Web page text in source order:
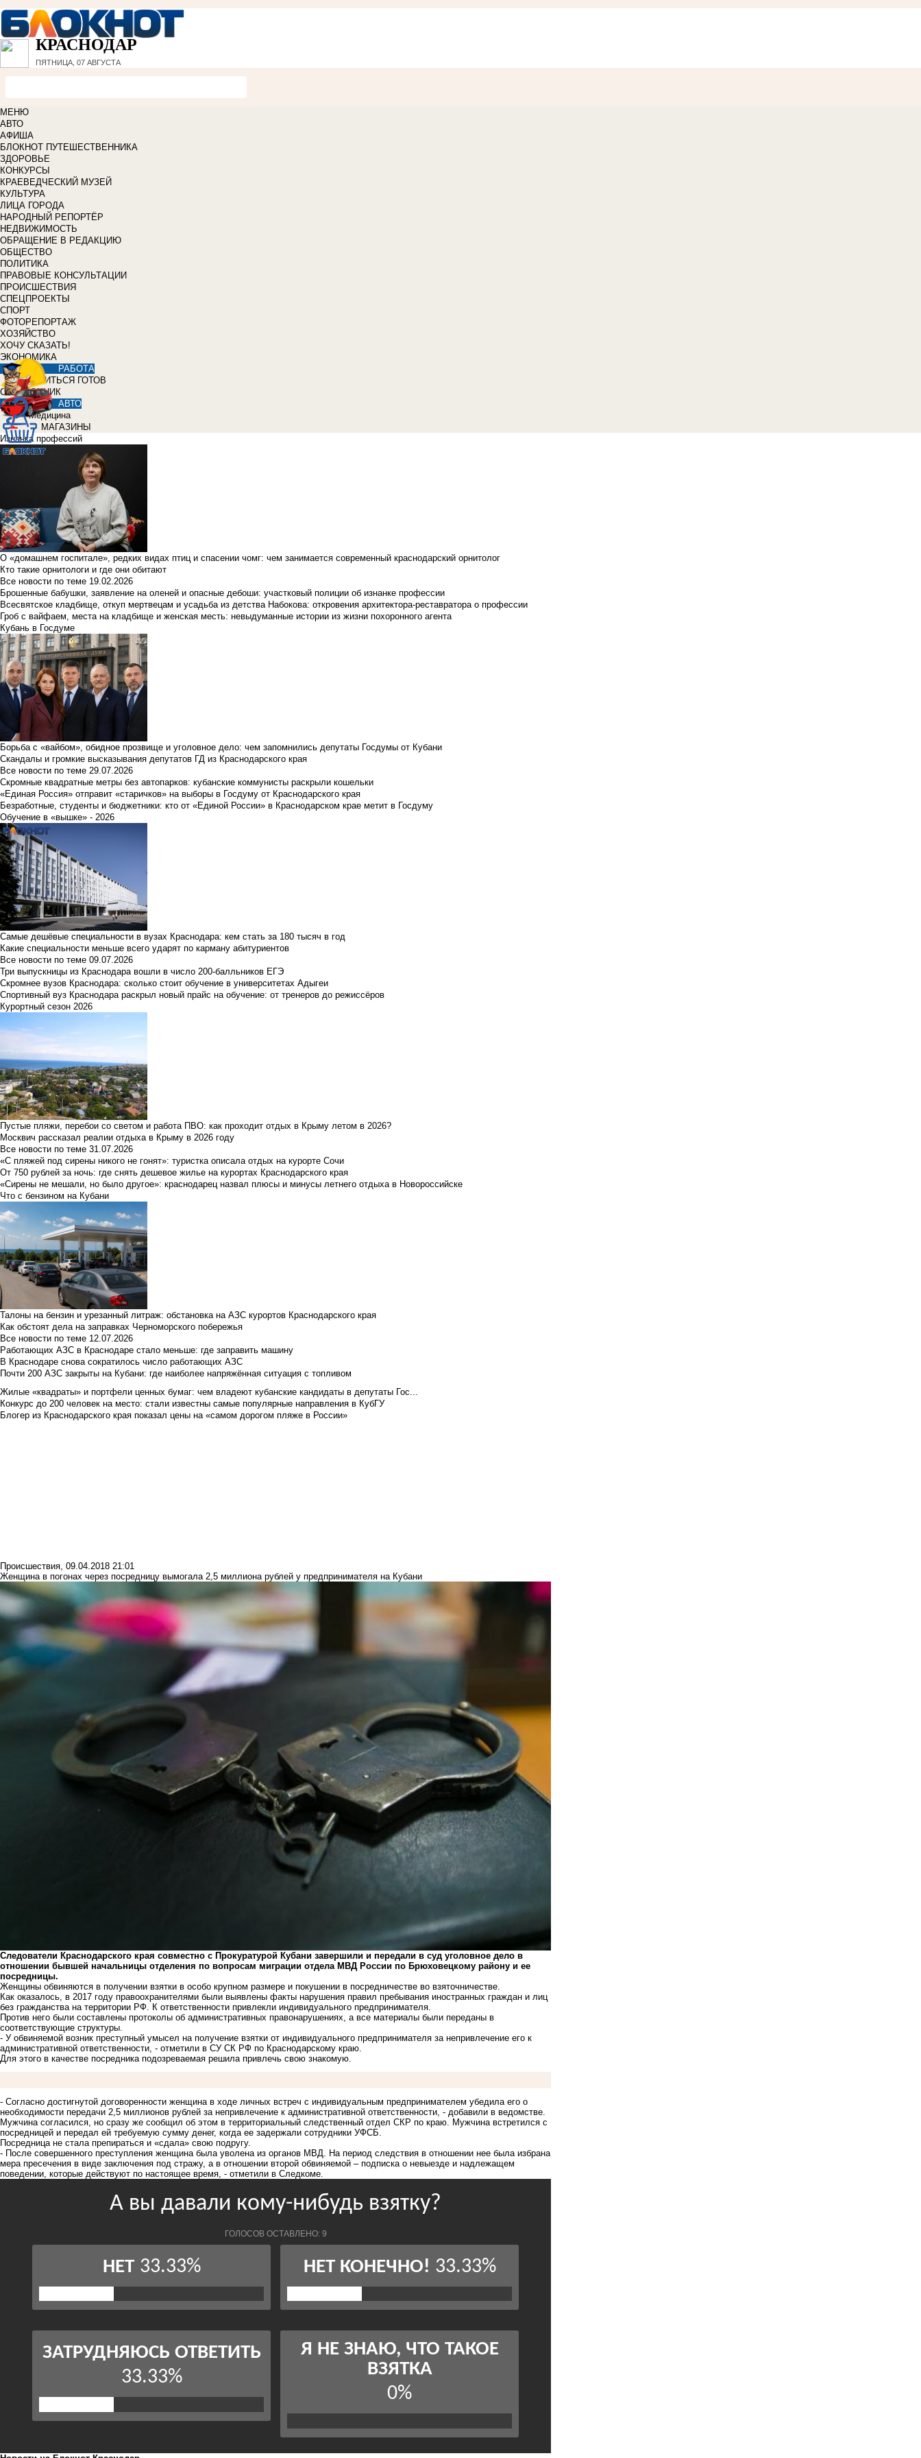
КРАСНОДАР
ПЯТНИЦА, 07 АВГУСТА
МЕНЮ
АВТО
АФИША
БЛОКНОТ ПУТЕШЕСТВЕННИКА
ЗДОРОВЬЕ
КОНКУРСЫ
КРАЕВЕДЧЕСКИЙ МУЗЕЙ
КУЛЬТУРА
ЛИЦА ГОРОДА
НАРОДНЫЙ РЕПОРТЁР
НЕДВИЖИМОСТЬ
ОБРАЩЕНИЕ В РЕДАКЦИЮ
ОБЩЕСТВО
ПОЛИТИКА
ПРАВОВЫЕ КОНСУЛЬТАЦИИ
ПРОИСШЕСТВИЯ
СПЕЦПРОЕКТЫ
СПОРТ
ФОТОРЕПОРТАЖ
ХОЗЯЙСТВО
ХОЧУ СКАЗАТЬ!
ЭКОНОМИКА
РАБОТА
УЧИТЬСЯ ГОТОВ
СПРАВОЧНИК
АВТО
Медицина
МАГАЗИНЫ
Изнанка профессий
О «домашнем госпитале», редких видах птиц и спасении чомг: чем занимается современный краснодарский орнитолог
Кто такие орнитологи и где они обитают
Все новости по теме 19.02.2026
Брошенные бабушки, заявление на оленей и опасные дебоши: участковый полиции об изнанке профессии
Всесвятское кладбище, откуп мертвецам и усадьба из детства Набокова: откровения архитектора-реставратора о профессии
Гроб с вайфаем, места на кладбище и женская месть: невыдуманные истории из жизни похоронного агента
Кубань в Госдуме
Борьба с «вайбом», обидное прозвище и уголовное дело: чем запомнились депутаты Госдумы от Кубани
Скандалы и громкие высказывания депутатов ГД из Краснодарского края
Все новости по теме 29.07.2026
Скромные квадратные метры без автопарков: кубанские коммунисты раскрыли кошельки
«Единая Россия» отправит «старичков» на выборы в Госдуму от Краснодарского края
Безработные, студенты и бюджетники: кто от «Единой России» в Краснодарском крае метит в Госдуму
Обучение в «вышке» - 2026
Самые дешёвые специальности в вузах Краснодара: кем стать за 180 тысяч в год
Какие специальности меньше всего ударят по карману абитуриентов
Все новости по теме 09.07.2026
Три выпускницы из Краснодара вошли в число 200-балльников ЕГЭ
Скромнее вузов Краснодара: сколько стоит обучение в университетах Адыгеи
Спортивный вуз Краснодара раскрыл новый прайс на обучение: от тренеров до режиссёров
Курортный сезон 2026
Пустые пляжи, перебои со светом и работа ПВО: как проходит отдых в Крыму летом в 2026?
Москвич рассказал реалии отдыха в Крыму в 2026 году
Все новости по теме 31.07.2026
«С пляжей под сирены никого не гонят»: туристка описала отдых на курорте Сочи
От 750 рублей за ночь: где снять дешевое жилье на курортах Краснодарского края
«Сирены не мешали, но было другое»: краснодарец назвал плюсы и минусы летнего отдыха в Новороссийске
Что с бензином на Кубани
Талоны на бензин и урезанный литраж: обстановка на АЗС курортов Краснодарского края
Как обстоят дела на заправках Черноморского побережья
Все новости по теме 12.07.2026
Работающих АЗС в Краснодаре стало меньше: где заправить машину
В Краснодаре снова сократилось число работающих АЗС
Почти 200 АЗС закрыты на Кубани: где наиболее напряжённая ситуация с топливом
Жилые «квадраты» и портфели ценных бумаг: чем владеют кубанские кандидаты в депутаты Гос...
Конкурс до 200 человек на место: стали известны самые популярные направления в КубГУ
Блогер из Краснодарского края показал цены на «самом дорогом пляже в России»
Происшествия, 09.04.2018 21:01
Женщина в погонах через посредницу вымогала 2,5 миллиона рублей у предпринимателя на Кубани
Следователи Краснодарского края совместно с Прокуратурой Кубани завершили и передали в суд уголовное дело в
отношении бывшей начальницы отделения по вопросам миграции отдела МВД России по Брюховецкому району и ее
посредницы.
Женщины обвиняются в получении взятки в особо крупном размере и покушении в посредничестве во взяточничестве.
Как оказалось, в 2017 году правоохранителями были выявлены факты нарушения правил пребывания иностранных граждан и лиц
без гражданства на территории РФ. К ответственности привлекли индивидуального предпринимателя.
Против него были составлены протоколы об административных правонарушениях, а все материалы были переданы в
соответствующие структуры.
- У обвиняемой возник преступный умысел на получение взятки от индивидуального предпринимателя за непривлечение его к
административной ответственности, - отметили в СУ СК РФ по Краснодарскому краю.
Для этого в качестве посредника подозреваемая решила привлечь свою знакомую.
- Согласно достигнутой договоренности женщина в ходе личных встреч с индивидуальным предпринимателем убедила его о
необходимости передачи 2,5 миллионов рублей за непривлечение к административной ответственности, - добавили в ведомстве.
Мужчина согласился, но сразу же сообщил об этом в территориальный следственный отдел СКР по краю. Мужчина встретился с
посредницей и передал ей требуемую сумму денег, когда ее задержали сотрудники УФСБ.
Посредница не стала препираться и «сдала» свою подругу.
- После совершенного преступления женщина была уволена из органов МВД. На период следствия в отношении нее была избрана
мера пресечения в виде заключения под стражу, а в отношении второй обвиняемой – подписка о невыезде и надлежащем
поведении, которые действуют по настоящее время, - отметили в Следкоме.